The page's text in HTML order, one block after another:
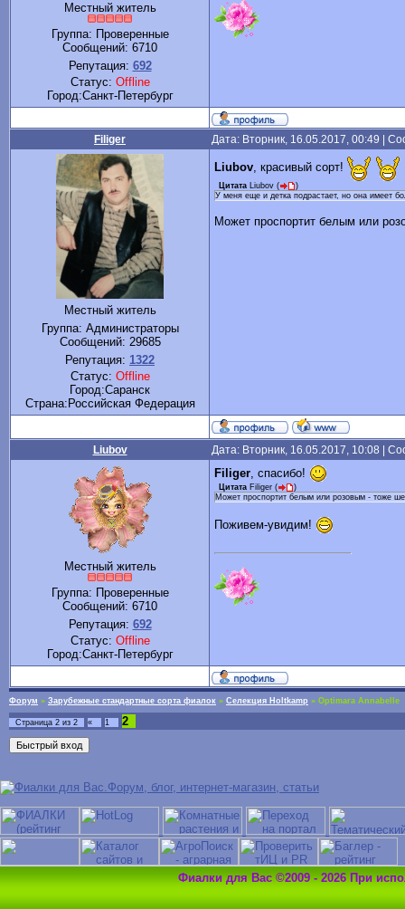
Местный житель
Группа: Проверенные
Сообщений: 6710
Репутация: 692
Статус: Offline
Город:Санкт-Петербург
Filiger Дата: Вторник, 16.05.2017, 00:49 |
Местный житель
Группа: Администраторы
Сообщений: 29685
Репутация: 1322
Статус: Offline
Город:Саранск
Cтрана:Российская Федерация
Liubov , красивый сорт!
Цитата Liubov (
)
У меня еще и детка подрастает, но она имеет
Может проспортит белым или
Liubov Дата: Вторник, 16.05.2017, 10:08 |
Местный житель
Группа: Проверенные
Сообщений: 6710
Репутация: 692
Статус: Offline
Город:Санкт-Петербург
Filiger , спасибо!
Цитата Filiger (
)
Может проспортит белым или розовым - тоже
Поживем-увидим!
Форум » Зарубежные стандартные сорта фиалок » Селекция Holtkamp » Optimara Annabelle
Страница 2 из 2 « 1 2
Фиалки для Вас ©2009 - 2026 При